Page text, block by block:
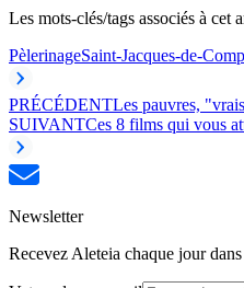
Les mots-clés/tags associés à cet
PèlerinageSaint-Jacques-de-
PRÉCÉDENTLes pauvres,
SUIVANTCes 8 films qui vous
Newsletter
Recevez Aleteia chaque jour